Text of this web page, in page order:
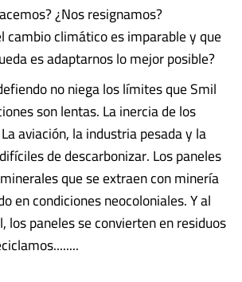
¿Nos resignamos?
cambio climático es imparable y que
es adaptarnos lo mejor posible?
no niega los límites que Smil
son lentas. La inercia de los
aviación, la industria pesada y la
de descarbonizar. Los paneles
que se extraen con minería
en condiciones neocoloniales. Y al
los paneles se convierten en residuos